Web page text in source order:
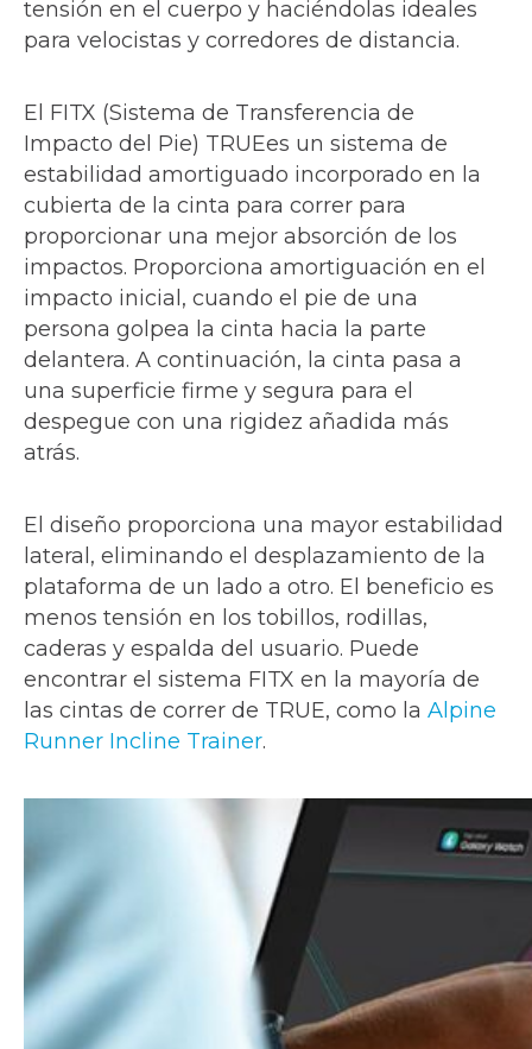
tensión en el cuerpo y haciéndolas ideales
para velocistas y corredores de distancia.
El FITX (Sistema de Transferencia de
Impacto del Pie) TRUEes un sistema de
estabilidad amortiguado incorporado en la
cubierta de la cinta para correr para
proporcionar una mejor absorción de los
impactos. Proporciona amortiguación en el
impacto inicial, cuando el pie de una
persona golpea la cinta hacia la parte
delantera. A continuación, la cinta pasa a
una superficie firme y segura para el
despegue con una rigidez añadida más
atrás.
El diseño proporciona una mayor estabilidad
lateral, eliminando el desplazamiento de la
plataforma de un lado a otro. El beneficio es
menos tensión en los tobillos, rodillas,
caderas y espalda del usuario. Puede
encontrar el sistema FITX en la mayoría de
las cintas de correr de TRUE, como la Alpine
Runner Incline Trainer.